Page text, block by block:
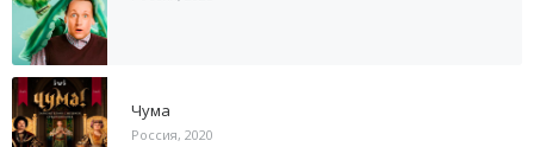
Чума
Россия, 2020